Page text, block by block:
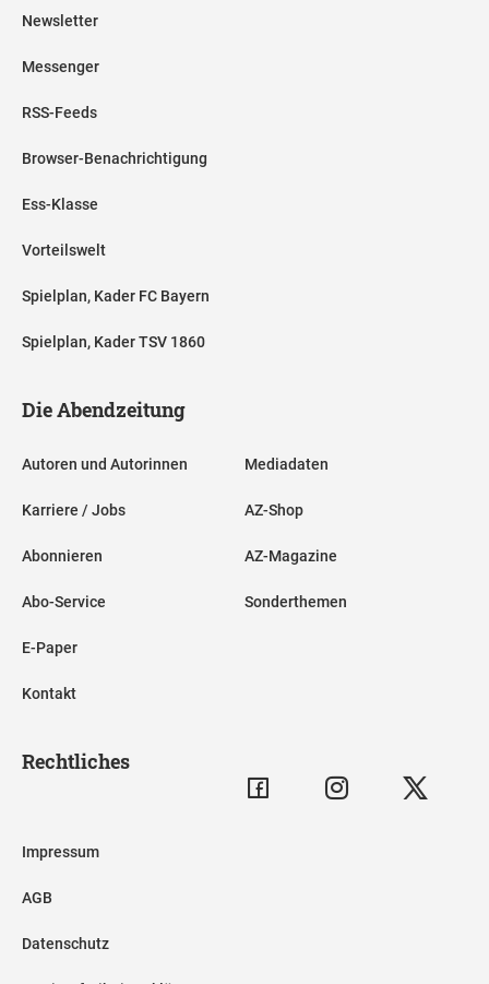
Newsletter
Messenger
RSS-Feeds
Browser-Benachrichtigung
Ess-Klasse
Vorteilswelt
Spielplan, Kader FC Bayern
Spielplan, Kader TSV 1860
Die Abendzeitung
Autoren und Autorinnen
Karriere / Jobs
Abonnieren
Abo-Service
E-Paper
Kontakt
Mediadaten
AZ-Shop
AZ-Magazine
Sonderthemen
Rechtliches
Impressum
AGB
Datenschutz